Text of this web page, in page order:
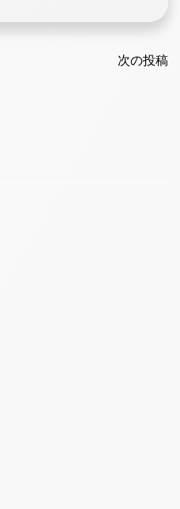
次の投稿